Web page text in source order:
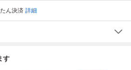
ん決済 詳細
す